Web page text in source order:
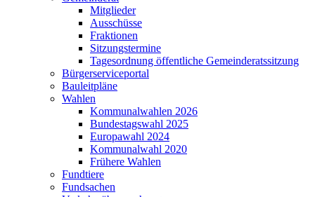
Mitglieder
Ausschüsse
Fraktionen
Sitzungstermine
Tagesordnung öffentliche Gemeinderatssitzung
Bürgerserviceportal
Bauleitpläne
Wahlen
Kommunalwahlen 2026
Bundestagswahl 2025
Europawahl 2024
Kommunalwahl 2020
Frühere Wahlen
Fundtiere
Fundsachen